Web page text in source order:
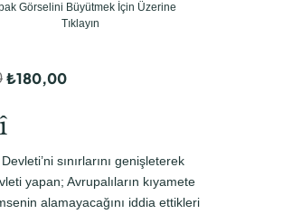
Görselini Büyütmek İçin Üzerine
Tıklayın
₺180,00
sınırlarını genişleterek
yapan; Avrupalıların kıyamete
alamayacağını iddia ettikleri